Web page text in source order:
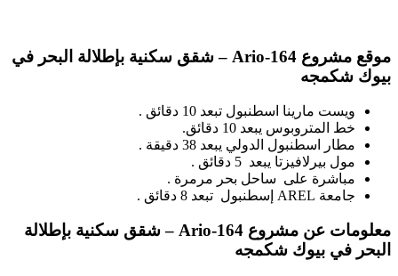
موقع مشروع Ario-164 –
شقق سكنية بإطلالة البحر في
بيوك شكمجه
ويست مارينا اسطنبول تبعد 10 دقائق .
خط المتروبوس يبعد 10 دقائق.
مطار اسطنبول الدولي يبعد 38 دقيقة .
مول بيرلافيزتا يبعد 5 دقائق .
مباشرة على ساحل بحر مرمرة .
جامعة AREL إسطنبول تبعد 8 دقائق .
معلومات عن مشروع Ario-164 –
شقق سكنية بإطلالة
البحر في بيوك شكمجه